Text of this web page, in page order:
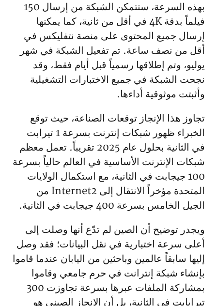
بهذه السرعة، ستتمكن الشبكة من إرسال 150
فيلماً بدقة 4K في أقل من ثانية، كما يمكنها
إرسال جميع المحتوى على منصة نتفليكس في
أقل من نصف ساعة. تم تفعيل الشبكة في شهر
يوليو، وتم إطلاقها رسمياً قبل أيام فقط، وقد
نجحت الشبكة في جميع الاختبارات التشغيلية
وأثبتت موثوقية أداءها.
تجاوز هذا الإنجاز توقعات الصناعة، حيث توقع
الخبراء ظهور شبكات إنترنت بسرعة 1 تيرابت
في الثانية بحلول عام 2025 تقريباً. تعمل معظم
شبكات الإنترنت الأساسية في العالم حالياً بسرعة
100 جيجابت في الثانية، مع استكمال الولايات
المتحدة مؤخراً الانتقال إلى Internet2 من
الجيل الخامس بسرعة 400 جيجابت في الثانية.
ويجدر توضيح أن الصين لم تدّع أنها وصلت إلى
أعلى سرعة اختبارية في نقل البيانات؛ فقد وصل
إليها سابقاً عالمين وباحثين من اليابان عندما قاموا
بإنشاء شبكة إنترانت في حرم جامعي وقاموا
بمشاركة الملفات عبرها بسرعة تجاوزت 300
تيرابايت في الثانية، بل أن الإنجاز الصيني هو